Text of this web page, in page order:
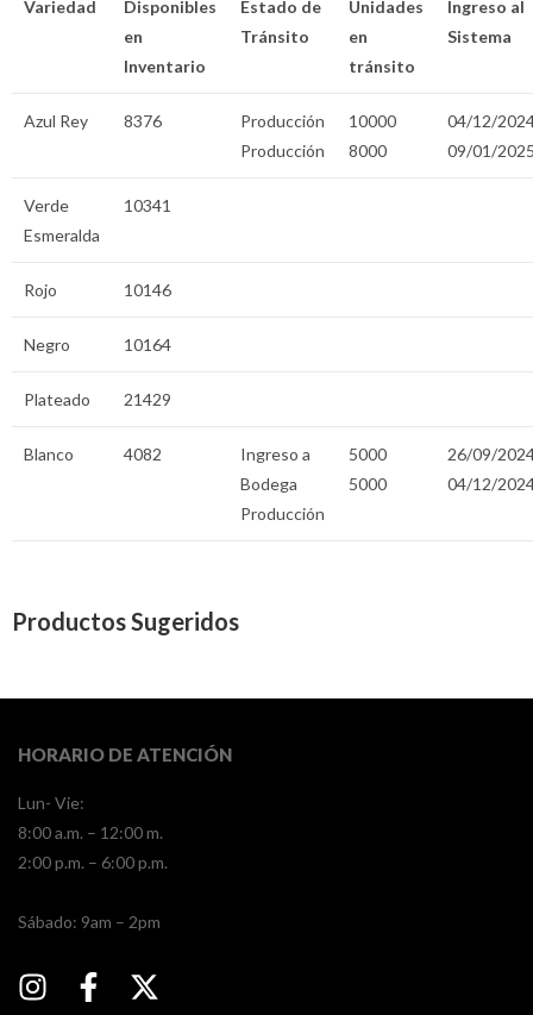
Variedad
Disponibles
en
Inventario
Estado de
Tránsito
Unidades
en
tránsito
Ingreso al
Sistema
Azul Rey 8376
Producción
Producción
10000
8000
04/12/
09/01/
Verde
Esmeralda
10341
Rojo 10146
Negro 10164
Plateado 21429
Blanco 4082
Ingreso a
Bodega
Producción
5000
5000
26/09/
04/12/
Productos Sugeridos
HORARIO DE ATENCIÓN
Lun- Vie:
8:00 a.m. – 12:00 m.
2:00 p.m. – 6:00 p.m.
​​Sábado: 9am – 2pm